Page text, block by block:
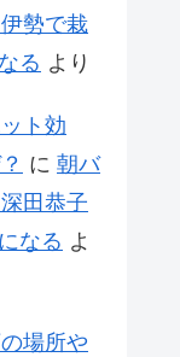
勢で栽
る より
ト効
に 朝バ
田恭子
なる よ
場所や